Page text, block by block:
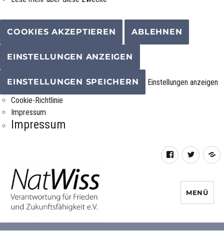
COOKIES AKZEPTIEREN ABLEHNEN
EINSTELLUNGEN ANZEIGEN
EINSTELLUNGEN SPEICHERN
Einstellungen anzeigen
Cookie-Richtlinie
Impressum
Impressum
FacebookTwitter
MENÜ